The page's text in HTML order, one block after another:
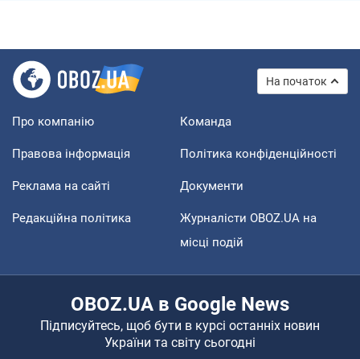
На початок
Про компанію Команда
Правова інформація Політика конфіденційності
Реклама на сайті Документи
Редакційна політика
Журналісти OBOZ.UA на
місці подій
OBOZ.UA в Google News
Підписуйтесь, щоб бути в курсі останніх новин
України та світу сьогодні